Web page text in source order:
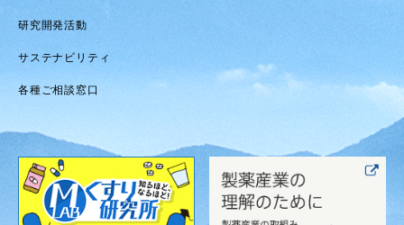
研究開発活動
サステナビリティ
各種ご相談窓口